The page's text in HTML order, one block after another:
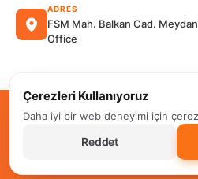
ADRES
FSM Mah. Balkan Cad.
Office
TRENDPOS © Her
Satış Sözleşmesi
Çerez
Çerezleri Kullanıyoruz
Daha iyi bir web deneyimi için
Reddet